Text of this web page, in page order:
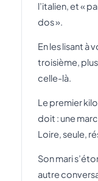
l’italien, et «
dos ».
En les lisant à
troisième,
celle-là.
Le premier
doit : une
Loire, seule,
Son mari
autre